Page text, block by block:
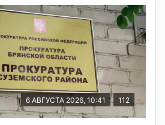
6 АВГУСТА 2026, 10:41 112